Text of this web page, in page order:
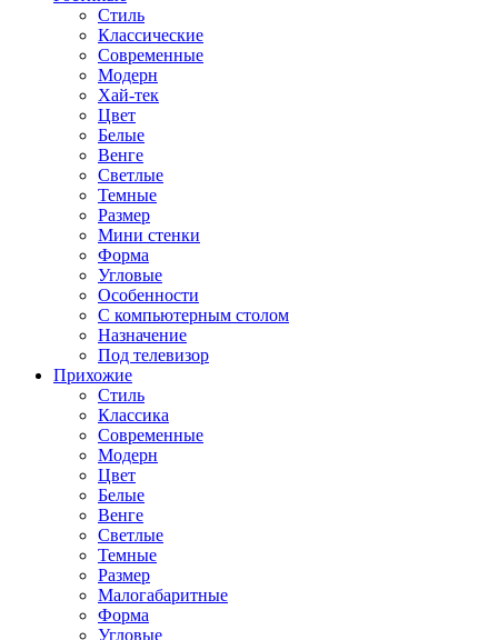
Стиль
Классические
Современные
Модерн
Хай-тек
Цвет
Белые
Венге
Светлые
Темные
Размер
Мини стенки
Форма
Угловые
Особенности
С компьютерным столом
Назначение
Под телевизор
Прихожие
Стиль
Классика
Современные
Модерн
Цвет
Белые
Венге
Светлые
Темные
Размер
Малогабаритные
Форма
Угловые